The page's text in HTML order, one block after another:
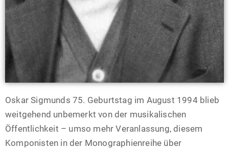
Oskar Sigmunds 75. Geburtstag im August 1994 blieb
weitgehend unbemerkt von der musikalischen
Öffentlichkeit – umso mehr Veranlassung, diesem
Komponisten in der Monographienreihe über